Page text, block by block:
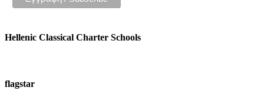
Hellenic Classical Charter Schools
flagstar